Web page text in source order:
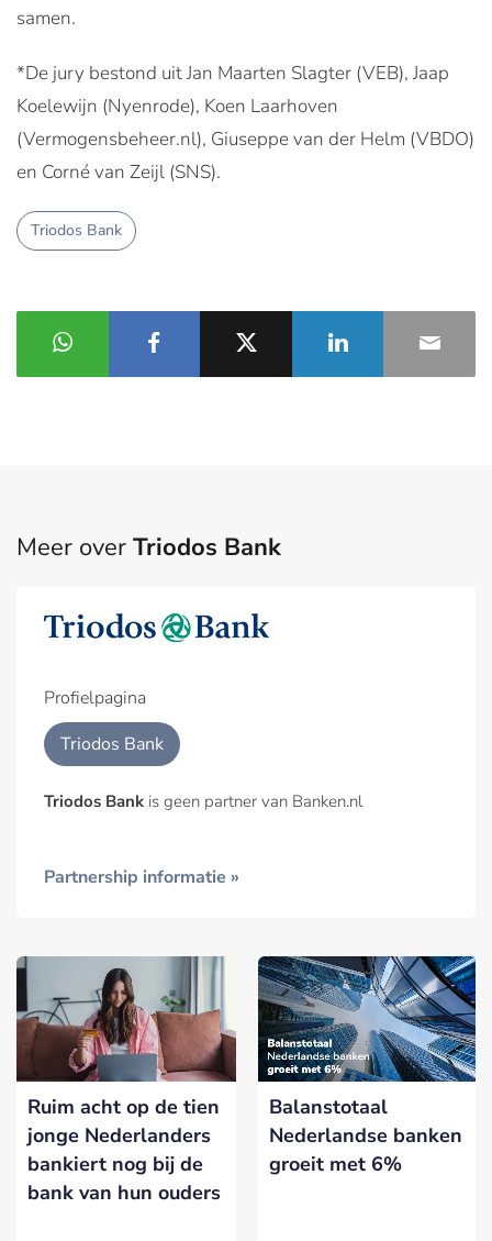
samen.
*De jury bestond uit Jan Maarten Slagter (VEB), Jaap
Koelewijn (Nyenrode), Koen Laarhoven
(Vermogensbeheer.nl), Giuseppe van der Helm (VBDO)
en Corné van Zeijl (SNS).
Triodos Bank
Meer over Triodos Bank
Profielpagina
Triodos Bank
Triodos Bank is geen partner van Banken.nl
Partnership informatie »
Ruim acht op de tien
jonge Nederlanders
bankiert nog bij de
bank van hun ouders
Balanstotaal
Nederlandse banken
groeit met 6%